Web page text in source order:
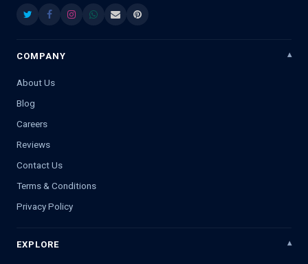
COMPANY
About Us
Blog
Careers
Reviews
Contact Us
Terms & Conditions
Privacy Policy
EXPLORE